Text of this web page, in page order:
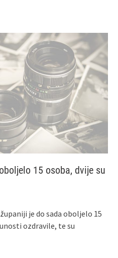
15 osoba, dvije su
je do sada oboljelo 15
ozdravile, te su